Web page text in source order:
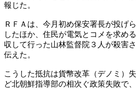
報じた。
ＲＦＡは、今月初め保安署長が投げ
したほか、住民が電気とコメを求め
収して行った山林監督院３人が殺害
伝えた。
こうした抵抗は貨幣改革（デノミ）
ど北朝鮮指導部の相次ぐ政策失敗で